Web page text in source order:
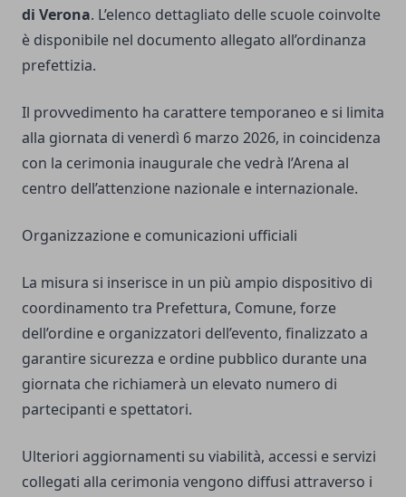
di Verona. L’elenco dettagliato delle scuole coinvolte
è disponibile nel documento allegato all’ordinanza
prefettizia.
Il provvedimento ha carattere temporaneo e si limita
alla giornata di venerdì 6 marzo 2026, in coincidenza
con la cerimonia inaugurale che vedrà l’Arena al
centro dell’attenzione nazionale e internazionale.
Organizzazione e comunicazioni ufficiali
La misura si inserisce in un più ampio dispositivo di
coordinamento tra Prefettura, Comune, forze
dell’ordine e organizzatori dell’evento, finalizzato a
garantire sicurezza e ordine pubblico durante una
giornata che richiamerà un elevato numero di
partecipanti e spettatori.
Ulteriori aggiornamenti su viabilità, accessi e servizi
collegati alla cerimonia vengono diffusi attraverso i